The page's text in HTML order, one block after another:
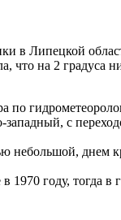
в Липецкой
что на 2
по
с
небольшой, днем
году, тогда